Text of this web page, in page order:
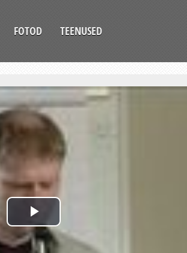
FOTOD TEENUSED
Play